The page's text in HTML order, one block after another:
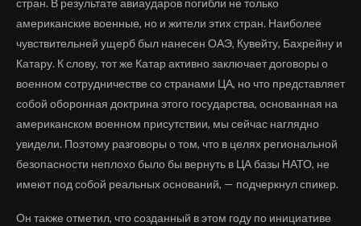
стран. В результате авиаударов погибли не только
американские военные, но и жители этих стран. Наиболее
чувствительней ущерб был нанесен ОАЭ, Кувейту, Бахрейну и
Катару. К слову, тот же Катар активно заключает договоры о
военном сотрудничестве со странами ЦА, но что представляет
собой оборонная доктрина этого государства, основанная на
американском военном присутствии, мы сейчас наглядно
увидели. Поэтому разговоры о том, что в целях региональной
безопасности неплохо было бы вернуть в ЦА базы НАТО, не
имеют под собой реальных оснований, — подчеркнул спикер.
Он также отметил, что созданный в этом году по инициативе